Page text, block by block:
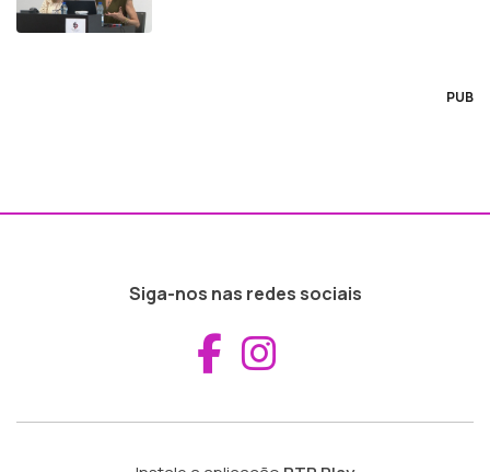
PUB
Siga-nos nas redes sociais
Aceder ao